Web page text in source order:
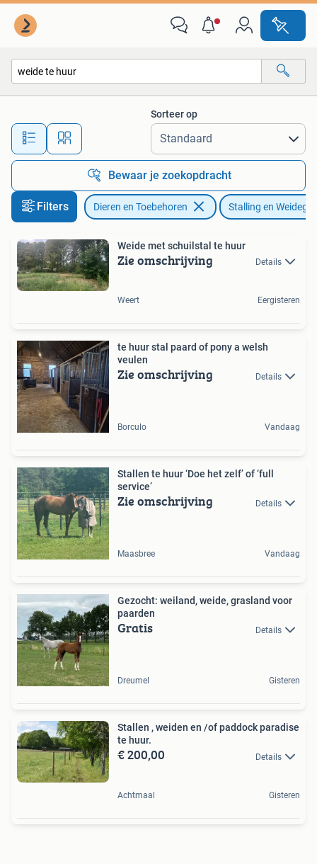
Alle afstanden…
Sorteer op
Bewaar je zoekopdracht
Filters Dieren en Toebehoren Stalling en
Weide met schuilstal te huur
Zie omschrijving Details
Weert Eergisteren
te huur stal paard of pony a welsh
veulen
Zie omschrijving Details
Borculo Vandaag
Stallen te huur ‘Doe het zelf’ of ‘full
service’
Zie omschrijving Details
Maasbree Vandaag
Gezocht: weiland, weide, grasland voor
paarden
Gratis Details
Dreumel Gisteren
Stallen , weiden en /of paddock paradise
te huur.
€ 200,00 Details
Achtmaal Gisteren